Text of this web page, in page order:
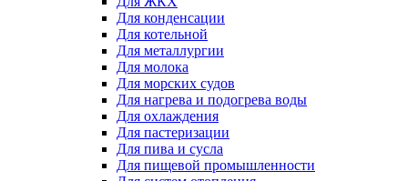
Для конденсации
Для котельной
Для металлургии
Для молока
Для морских судов
Для нагрева и подогрева воды
Для охлаждения
Для пастеризации
Для пива и сусла
Для пищевой промышленности